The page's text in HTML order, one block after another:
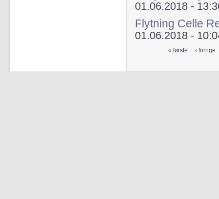
01.06.2018 -
Flytning Celle
01.06.2018 -
« første ‹ forrige